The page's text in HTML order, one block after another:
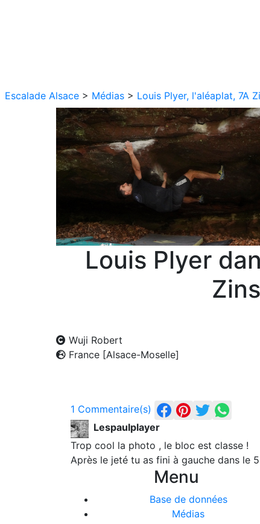
Escalade Alsace > Médias > Louis Plyer, l'aléaplat, 7A
Louis Plyer
Wuji Robert
France [Alsace-Moselle]
1 Commentaire(s)
Lespaulplayer
Trop cool la photo , le bloc est classe !
Après le jeté tu as fini à gauche dans le
Menu
Base de données
Médias